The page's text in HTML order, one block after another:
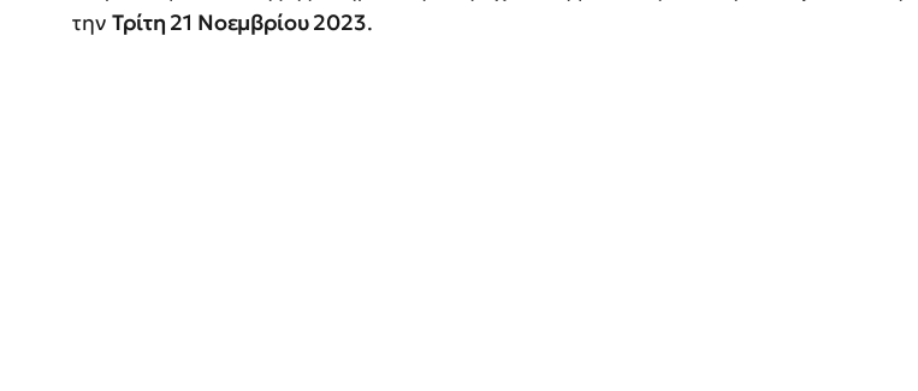
τηνΤρίτη 21 Νοεμβρίου 2023.